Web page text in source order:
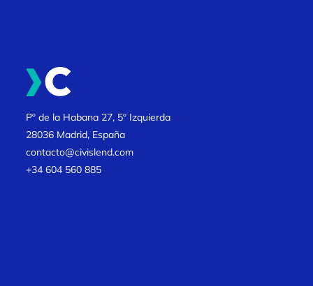
Pº de la Habana 27, 5º Izquierda
28036 Madrid, España
contacto@civislend.com
+34 604 560 885